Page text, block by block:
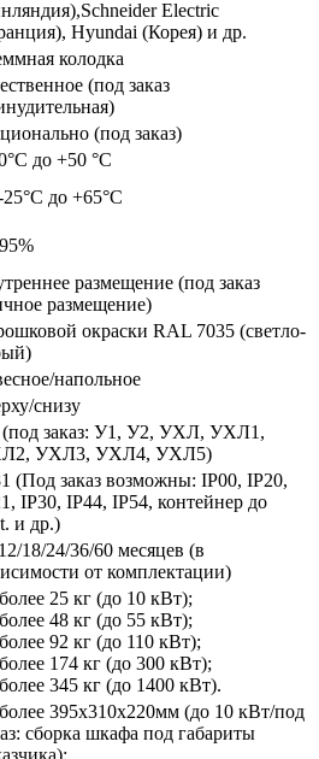
Electric
Hyundai (Корея) и др.
колодка
(под заказ
(под заказ)
до +50 °C
25°C до +65°C
размещение (под заказ
размещение)
окраски RAL 7035 (светло-
напольное
снизу
заказ: У1, У2, УХЛ, УХЛ1,
УХЛ3, УХЛ4, УХЛ5)
(Под заказ возможны: IP00, IP20,
IP30, IP44, IP54, контейнер до
и др.)
18/24/36/60 месяцев (в
от комплектации)
25 кг (до 10 кВт);
48 кг (до 55 кВт);
92 кг (до 110 кВт);
174 кг (до 300 кВт);
345 кг (до 1400 кВт).
395х310х220мм (до 10 кВт/под
сборка шкафа под габариты